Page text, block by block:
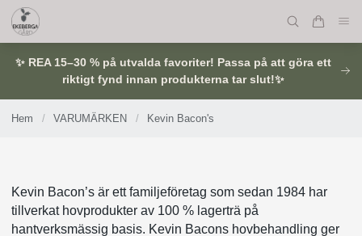
✨ REA 15–30 % på utvalda favoriter! Passa på att göra ett
riktigt fynd innan produkterna tar slut!✨
Hem / VARUMÄRKEN / Kevin Bacon's
Kevin Bacon’s är ett familjeföretag som sedan 1984 har
tillverkat hovprodukter av 100 % lagerträ på
hantverksmässig basis. Kevin Bacons hovbehandling ger